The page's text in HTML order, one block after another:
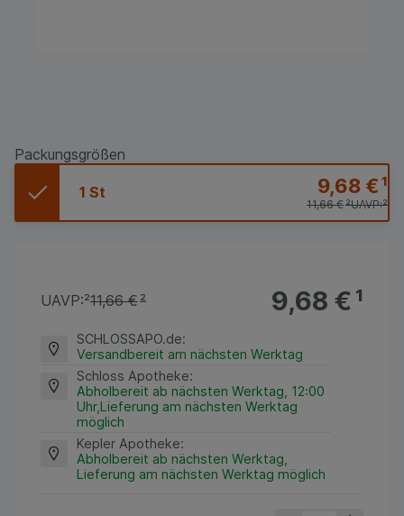
Packungsgrößen
1 St 9,68 €¹
UAVP:²
11,66 €²
9,68 €¹
UAVP:²11,66 €²
SCHLOSSAPO.de:
Versandbereit am nächsten Werktag
Schloss Apotheke:
Abholbereit ab nächsten Werktag, 12:00
Uhr,Lieferung am nächsten Werktag
möglich
Kepler Apotheke:
Abholbereit ab nächsten Werktag,
Lieferung am nächsten Werktag möglich